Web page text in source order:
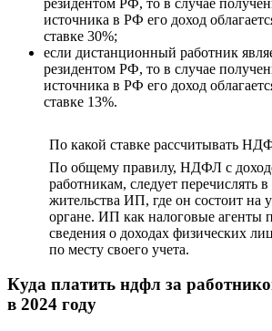
источника в РФ его доход
ставке 30%;
если дистанционный работник
резидентом РФ, то в случае
источника в РФ его доход
ставке 13%.
По какой ставке рассчитывать
По общему правилу, НДФЛ с
работникам, следует перечислять
жительства ИП, где он состоит на
органе. ИП как налоговые агенты
сведения о доходах физических
по месту своего учета.
Куда платить ндфл за
в 2024 году